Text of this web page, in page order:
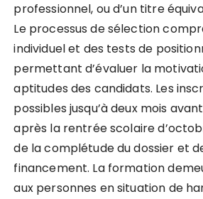
professionnel, ou d’un titre
Le processus de sélection
individuel et des tests de
permettant d’évaluer la
aptitudes des candidats. Les
possibles jusqu’à deux mois
après la rentrée scolaire
de la complétude du dossier et
financement. La formation
aux personnes en situation de